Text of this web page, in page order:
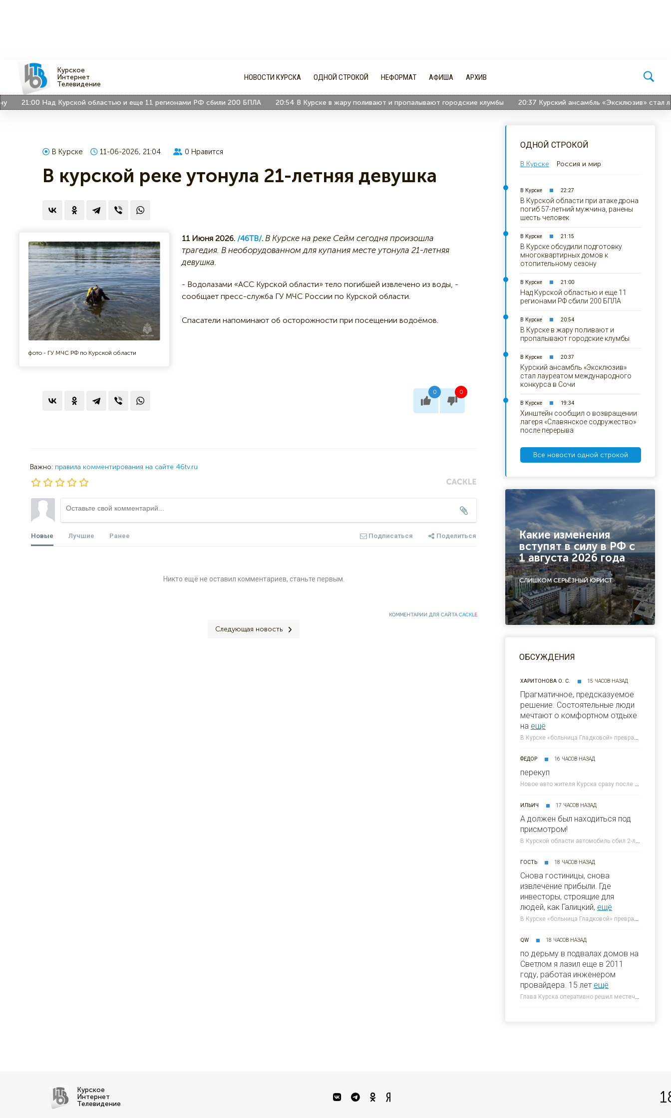
Курское
Интернет
Телевидение
НОВОСТИ КУРСКА ОДНОЙ СТРОКОЙ НЕФОРМАТ АФИША АРХИВ
21:00 Над Курской областью и еще 11 регионами РФ сбили 200 БПЛА 20:54 В Курске в жару поливают и пропалывают городские клумбы 20:37 Курский ансамбль «Эксклюзив» стал
В Курске 11-06-2026, 21:04 0 Нравится
В курской реке утонула 21-летняя девушка
фото - ГУ МЧС РФ по Курской области
11 Июня 2026. /46ТВ/. В Курске на реке Сейм сегодня произошла
трагедия. В необорудованном для купания месте утонула 21-летняя
девушка.
- Водолазами «АСС Курской области» тело погибшей извлечено из воды, -
сообщает пресс-служба ГУ МЧС России по Курской области.
Спасатели напоминают об осторожности при посещении водоёмов.
0 0
Важно: правила комментирования на сайте 46tv.ru
Новые Лучшие Ранее Подписаться Поделиться
Никто ещё не оставил комментариев, станьте первым.
КОММЕНТАРИИ ДЛЯ САЙТАCACKLE
Следующая новость
ОДНОЙ СТРОКОЙ
В Курске Россия и мир
В Курске 22:27
В Курской области при атаке дрона
погиб 57-летний мужчина, ранены
шесть человек
В Курске 21:15
В Курске обсудили подготовку
многоквартирных домов к
отопительному сезону
В Курске 21:00
Над Курской областью и еще 11
регионами РФ сбили 200 БПЛА
В Курске 20:54
В Курске в жару поливают и
пропалывают городские клумбы
В Курске 20:37
Курский ансамбль «Эксклюзив»
стал лауреатом международного
конкурса в Сочи
В Курске 19:34
Хинштейн сообщил о возвращении
лагеря «Славянское содружество»
после перерыва
Все новости одной строкой
Какие изменения
вступят в силу в РФ с
1 августа 2026 года
СЛИШКОМ СЕРЬЁЗНЫЙ ЮРИСТ
ОБСУЖДЕНИЯ
ХАРИТОНОВА О. С. 15 ЧАСОВ НАЗАД
Прагматичное, предсказуемое
решение. Состоятельные люди
мечтают о комфортном отдыхе
на ещё
В Курске «больница Гладковой» превратится в отель 4* к 2030 году » 46ТВ Курское Интернет Телевидение
ФЕДОР 16 ЧАСОВ НАЗАД
перекуп
Новое авто жителя Курска сразу после покупки попало под атаку ВСУ » 46ТВ Курское Интернет Телевидение
ИЛЬИЧ 17 ЧАСОВ НАЗАД
А должен был находиться под
присмотром!
В Курской области автомобиль сбил 2-летнего малыша » 46ТВ Курское Интернет Телевидение
ГОСТЬ 18 ЧАСОВ НАЗАД
Снова гостиницы, снова
извлечение прибыли. Где
инвесторы, строящие для
людей, как Галицкий, ещё
В Курске «больница Гладковой» превратится в отель 4* к 2030 году » 46ТВ Курское Интернет Телевидение
QW 18 ЧАСОВ НАЗАД
по дерьму в подвалах домов на
Светлом я лазил еще в 2011
году, работая инженером
провайдера. 15 лет ещё
Глава Курска оперативно решил местечковую проблему » 46ТВ Курское Интернет Телевидение
Курское
Интернет
Телевидение